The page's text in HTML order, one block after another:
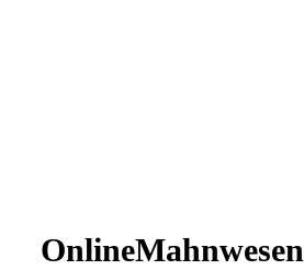
OnlineMahnwesen